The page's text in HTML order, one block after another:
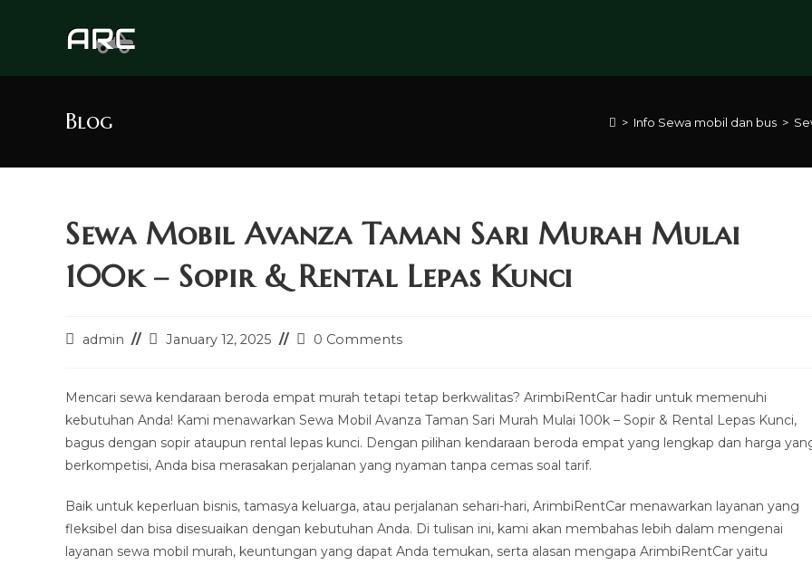
Blog > Info Sewa mobil dan bus >
Sewa Mobil Avanza Taman Sari Murah Mulai
100k – Sopir & Rental Lepas Kunci
Postadmin
PostJanuary 12, 2025
Post0 Comments
Mencari sewa kendaraan beroda empat murah tetapi tetap berkwalitas? ArimbiRentCar hadir untuk memenuhi
kebutuhan Anda! Kami menawarkan Sewa Mobil Avanza Taman Sari Murah Mulai 100k – Sopir & Rental Lepas Kunci,
bagus dengan sopir ataupun rental lepas kunci. Dengan pilihan kendaraan beroda empat yang lengkap dan harga
berkompetisi, Anda bisa merasakan perjalanan yang nyaman tanpa cemas soal tarif.
Baik untuk keperluan bisnis, tamasya keluarga, atau perjalanan sehari-hari, ArimbiRentCar menawarkan layanan yang
fleksibel dan bisa disesuaikan dengan kebutuhan Anda. Di tulisan ini, kami akan membahas lebih dalam mengenai
layanan sewa mobil murah, keuntungan yang dapat Anda temukan, serta alasan mengapa ArimbiRentCar yaitu